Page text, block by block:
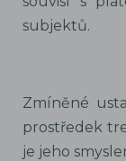
subjektů.
Zmíněné
prostředek
je jeho